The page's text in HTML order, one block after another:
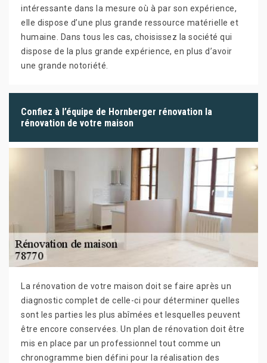
intéressante dans la mesure où à par son expérience,
elle dispose d’une plus grande ressource matérielle et
humaine. Dans tous les cas, choisissez la société qui
dispose de la plus grande expérience, en plus d’avoir
une grande notoriété.
Confiez à l’équipe de Hornberger rénovation la
rénovation de votre maison
La rénovation de votre maison doit se faire après un
diagnostic complet de celle-ci pour déterminer quelles
sont les parties les plus abîmées et lesquelles peuvent
être encore conservées. Un plan de rénovation doit être
mis en place par un professionnel tout comme un
chronogramme bien défini pour la réalisation des